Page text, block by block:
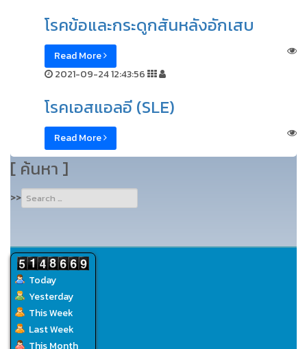
โรคข้อและกระดูกสันหลังอักเสบ
Read More
2021-09-24 12:43:56
โรคเอสแอลอี (SLE)
Read More
[ ค้นหา ]
>>
results.
Today
Yesterday
This Week
Last Week